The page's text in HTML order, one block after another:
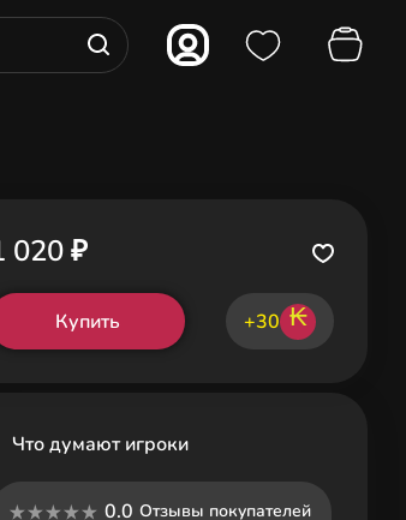
020 ₽
Купить +30 ₭
Что думают игроки
0.0 Отзывы покупателей